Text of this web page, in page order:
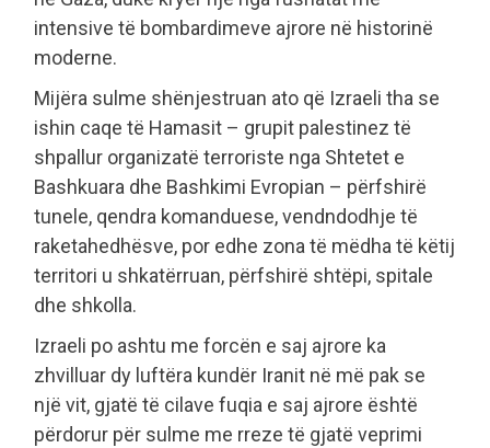
intensive të bombardimeve ajrore në historinë
moderne.
Mijëra sulme shënjestruan ato që Izraeli tha se
ishin caqe të Hamasit – grupit palestinez të
shpallur organizatë terroriste nga Shtetet e
Bashkuara dhe Bashkimi Evropian – përfshirë
tunele, qendra komanduese, vendndodhje të
raketahedhësve, por edhe zona të mëdha të këtij
territori u shkatërruan, përfshirë shtëpi, spitale
dhe shkolla.
Izraeli po ashtu me forcën e saj ajrore ka
zhvilluar dy luftëra kundër Iranit në më pak se
një vit, gjatë të cilave fuqia e saj ajrore është
përdorur për sulme me rreze të gjatë veprimi